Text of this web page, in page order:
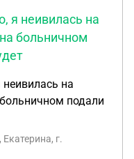
я неивилась на
больничном
на
подали
г.